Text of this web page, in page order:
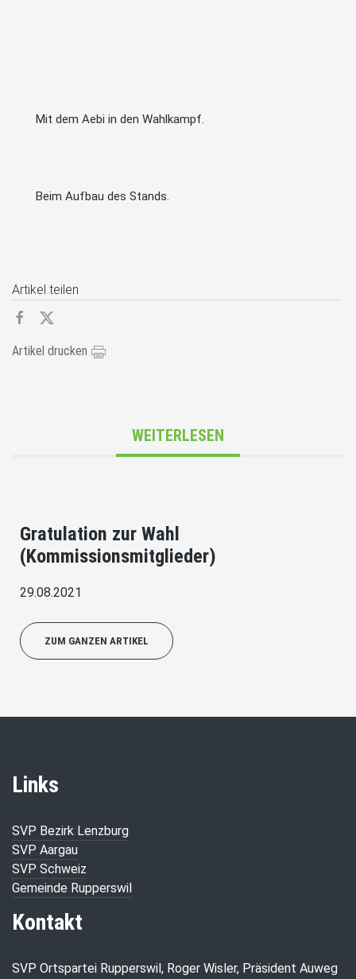
Mit dem Aebi in den Wahlkampf.
Beim Aufbau des Stands.
Artikel teilen
Artikel drucken
WEITERLESEN
Gratulation zur Wahl
(Kommissionsmitglieder)
29.08.2021
ZUM GANZEN ARTIKEL
Links
SVP Bezirk Lenzburg
SVP Aargau
SVP Schweiz
Gemeinde Rupperswil
Kontakt
SVP Ortspartei Rupperswil, Roger Wisler, Präsident Auweg